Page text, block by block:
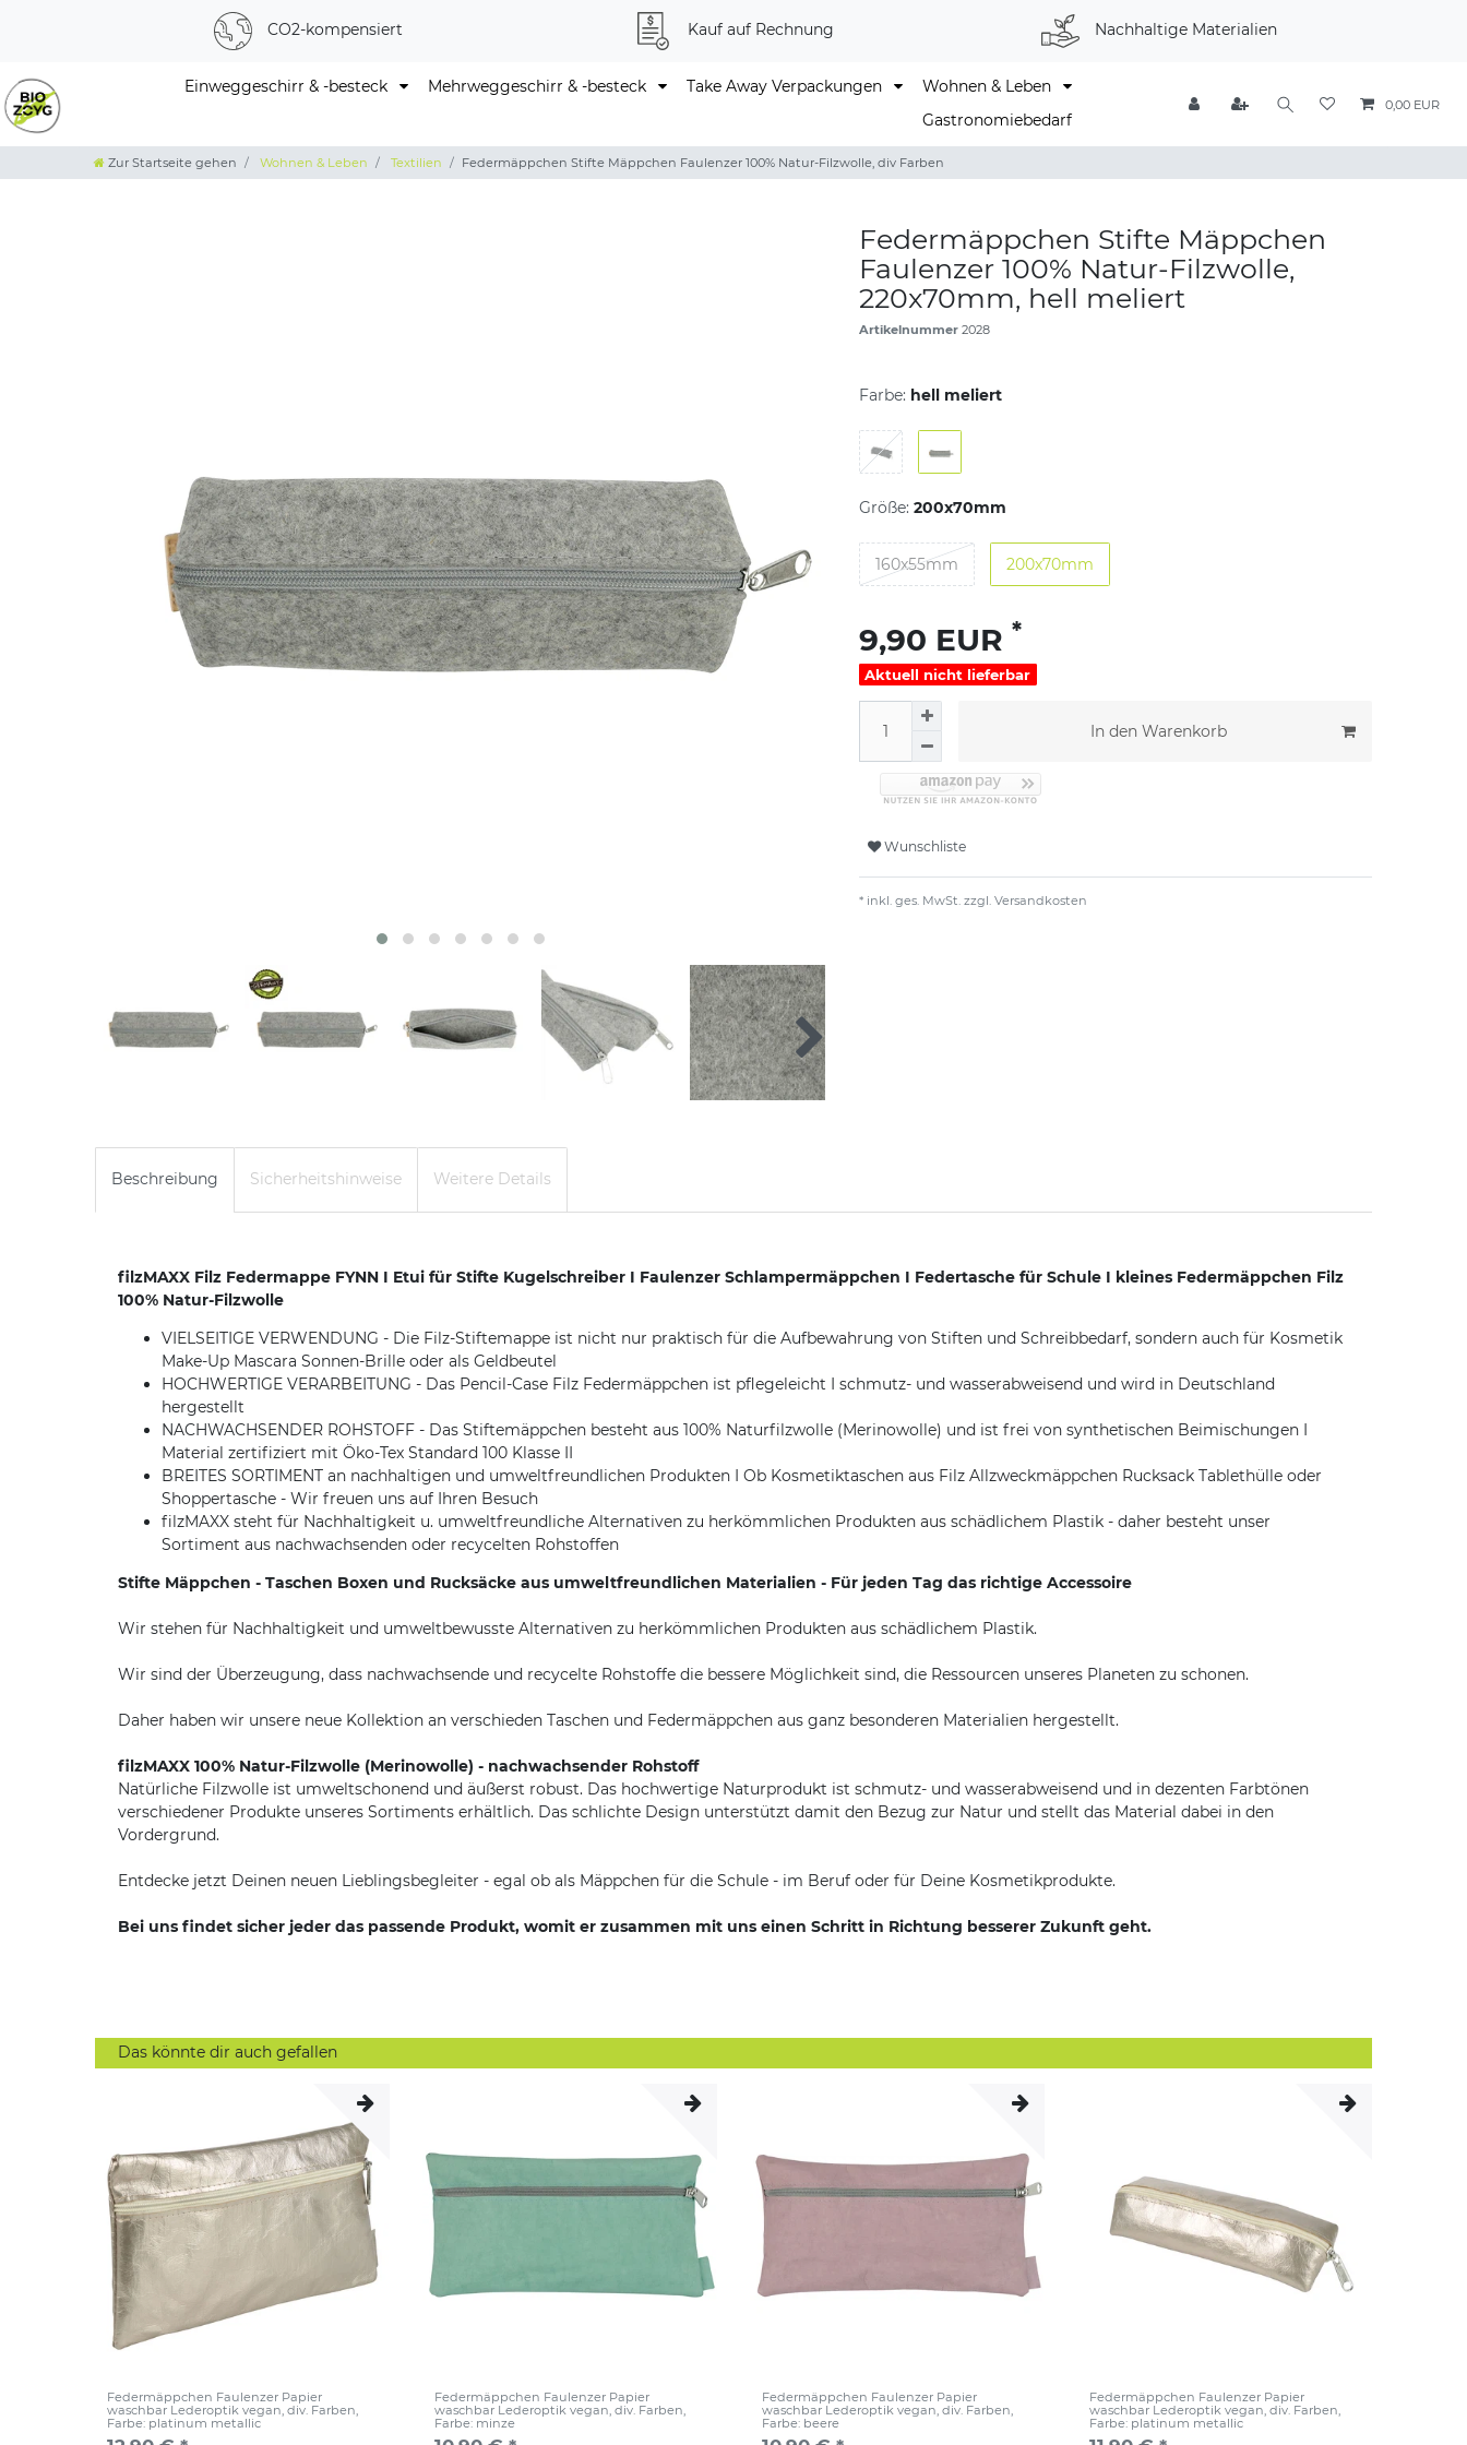
CO2-kompensiert Kauf auf Rechnung Nachhaltige Materialien
Einweggeschirr & -besteck Mehrweggeschirr & -besteck Take Away Verpackungen
Wohnen & Leben
Gastronomiebedarf
0,00 EUR
Zur Startseite gehen Wohnen & Leben Textilien Federmäppchen Stifte Mäppchen Faulenzer 100% Natur-Filzwolle, div Farben
Federmäppchen Stifte Mäppchen
Faulenzer 100% Natur-Filzwolle,
220x70mm, hell meliert
Artikelnummer 2028
Farbe: hell meliert
Größe: 200x70mm
160x55mm 200x70mm
9,90 EUR *
Aktuell nicht lieferbar
In den Warenkorb
Wunschliste
* inkl. ges. MwSt. zzgl. Versandkosten
Beschreibung Sicherheitshinweise Weitere Details
filzMAXX Filz Federmappe FYNN I Etui für Stifte Kugelschreiber I Faulenzer Schlampermäppchen I Federtasche für Schule I kleines Federmäppchen Filz
100% Natur-Filzwolle
VIELSEITIGE VERWENDUNG - Die Filz-Stiftemappe ist nicht nur praktisch für die Aufbewahrung von Stiften und Schreibbedarf, sondern auch für Kosmetik
Make-Up Mascara Sonnen-Brille oder als Geldbeutel
HOCHWERTIGE VERARBEITUNG - Das Pencil-Case Filz Federmäppchen ist pflegeleicht I schmutz- und wasserabweisend und wird in Deutschland
hergestellt
NACHWACHSENDER ROHSTOFF - Das Stiftemäppchen besteht aus 100% Naturfilzwolle (Merinowolle) und ist frei von synthetischen Beimischungen I
Material zertifiziert mit Öko-Tex Standard 100 Klasse II
BREITES SORTIMENT an nachhaltigen und umweltfreundlichen Produkten I Ob Kosmetiktaschen aus Filz Allzweckmäppchen Rucksack Tablethülle oder
Shoppertasche - Wir freuen uns auf Ihren Besuch
filzMAXX steht für Nachhaltigkeit u. umweltfreundliche Alternativen zu herkömmlichen Produkten aus schädlichem Plastik - daher besteht unser
Sortiment aus nachwachsenden oder recycelten Rohstoffen
Stifte Mäppchen - Taschen Boxen und Rucksäcke aus umweltfreundlichen Materialien - Für jeden Tag das richtige Accessoire
Wir stehen für Nachhaltigkeit und umweltbewusste Alternativen zu herkömmlichen Produkten aus schädlichem Plastik.
Wir sind der Überzeugung, dass nachwachsende und recycelte Rohstoffe die bessere Möglichkeit sind, die Ressourcen unseres Planeten zu schonen.
Daher haben wir unsere neue Kollektion an verschieden Taschen und Federmäppchen aus ganz besonderen Materialien hergestellt.
filzMAXX 100% Natur-Filzwolle (Merinowolle) - nachwachsender Rohstoff
Natürliche Filzwolle ist umweltschonend und äußerst robust. Das hochwertige Naturprodukt ist schmutz- und wasserabweisend und in dezenten Farbtönen
verschiedener Produkte unseres Sortiments erhältlich. Das schlichte Design unterstützt damit den Bezug zur Natur und stellt das Material dabei in den
Vordergrund.
Entdecke jetzt Deinen neuen Lieblingsbegleiter - egal ob als Mäppchen für die Schule - im Beruf oder für Deine Kosmetikprodukte.
Bei uns findet sicher jeder das passende Produkt, womit er zusammen mit uns einen Schritt in Richtung besserer Zukunft geht.
Das könnte dir auch gefallen
Federmäppchen Faulenzer Papier
waschbar Lederoptik vegan, div. Farben
Farbe: platinum metallic
Federmäppchen Faulenzer Papier
waschbar Lederoptik vegan, div. Farben
Farbe: minze
Federmäppchen Faulenzer Papier
waschbar Lederoptik vegan, div. Farben
Farbe: beere
Federmäppchen Faulenzer Papier
waschbar Lederoptik vegan, div. Farben
Farbe: platinum metallic